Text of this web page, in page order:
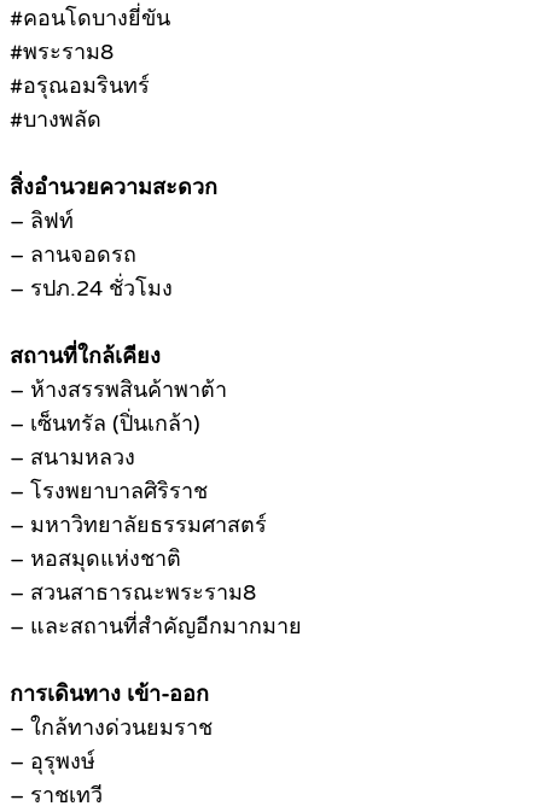
#คอนโดบางยี่ขัน
#พระราม8
#อรุณอมรินทร์
#บางพลัด
สิ่งอำนวยความสะดวก
– ลิฟท์
– ลานจอดรถ
– รปภ.24 ชั่วโมง
สถานที่ใกล้เคียง
– ห้างสรรพสินค้าพาต้า
– เซ็นทรัล (ปิ่นเกล้า)
– สนามหลวง
– โรงพยาบาลศิริราช
– มหาวิทยาลัยธรรมศาสตร์
– หอสมุดแห่งชาติ
– สวนสาธารณะพระราม8
– และสถานที่สำคัญอีกมากมาย
การเดินทาง เข้า-ออก
– ใกล้ทางด่วนยมราช
– อุรุพงษ์
– ราชเทวี